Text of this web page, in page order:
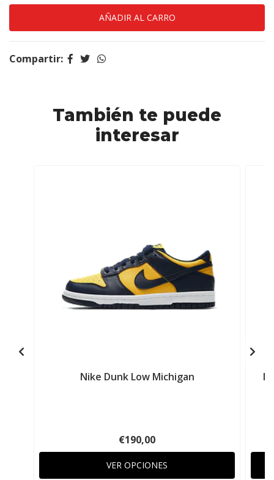
Compartir:
También te puede
interesar
Nike Dunk Low Michigan
€190,00
VER OPCIONES